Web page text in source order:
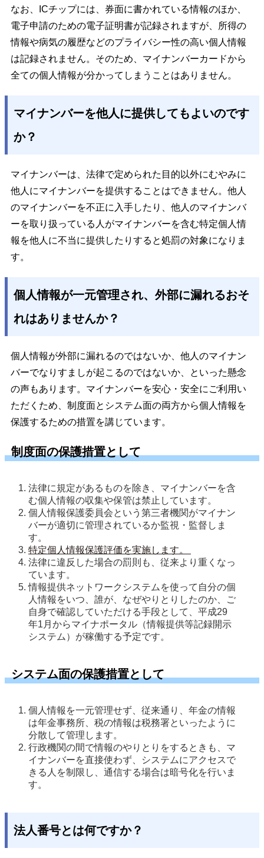
なお、ICチップには、券面に書かれている情報のほか、
電子申請のための電子証明書が記録されますが、所得の
情報や病気の履歴などのプライバシー性の高い個人情報
は記録されません。そのため、マイナンバーカードから
全ての個人情報が分かってしまうことはありません。
マイナンバーを他人に提供してもよいのです
か？
マイナンバーは、法律で定められた目的以外にむやみに
他人にマイナンバーを提供することはできません。他人
のマイナンバーを不正に入手したり、他人のマイナンバ
ーを取り扱っている人がマイナンバーを含む特定個人情
報を他人に不当に提供したりすると処罰の対象になりま
す。
個人情報が一元管理され、外部に漏れるおそ
れはありませんか？
個人情報が外部に漏れるのではないか、他人のマイナン
バーでなりすましが起こるのではないか、といった懸念
の声もあります。マイナンバーを安心・安全にご利用い
ただくため、制度面とシステム面の両方から個人情報を
保護するための措置を講じています。
制度面の保護措置として
法律に規定があるものを除き、マイナンバーを含
む個人情報の収集や保管は禁止しています。
個人情報保護委員会という第三者機関がマイナン
バーが適切に管理されているか監視・監督しま
す。
特定個人情報保護評価を実施します。
法律に違反した場合の罰則も、従来より重くなっ
ています。
情報提供ネットワークシステムを使って自分の個
人情報をいつ、誰が、なぜやりとりしたのか、ご
自身で確認していただける手段として、平成29
年1月からマイナポータル（情報提供等記録開示
システム）が稼働する予定です。
システム面の保護措置として
個人情報を一元管理せず、従来通り、年金の情報
は年金事務所、税の情報は税務署といったように
分散して管理します。
行政機関の間で情報のやりとりをするときも、マ
イナンバーを直接使わず、システムにアクセスで
きる人を制限し、通信する場合は暗号化を行いま
す。
法人番号とは何ですか？